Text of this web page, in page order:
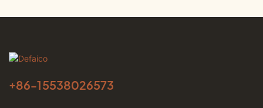
+86-15538026573